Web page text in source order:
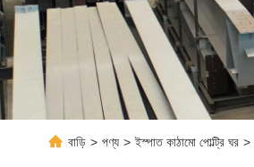
বাড়ি > পণ্য > ইস্পাত কাঠামো পোল্ট্রি ঘর >